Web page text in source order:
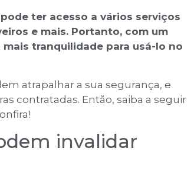
ter acesso a vários serviços
e mais. Portanto, com um
tranquilidade para usá-lo no
atrapalhar a sua segurança, e
contratadas. Então, saiba a seguir
invalidar